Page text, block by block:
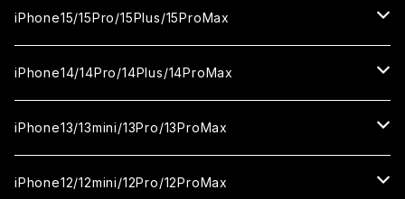
セラミックフィルム
ガラスフィルム
セラミックフィルム
カメラ用フィルム
セラミックフィルム
カメラ用フィルム
iPhone16
ガラスフィルム
セラミックフィルム
iPhone16Pro
ガラスフィルム
セラミックフィルム
iPhone16Plus
ガラスフィルム
iPhone16ProMax
iPhone15/15Pro/15Plus/15ProMax
iPhone15
ガラスフィルム
セラミックフィルム
iPhone15Pro
ガラスフィルム
iPhone15Plus
iPhone14/14Pro/14Plus/14ProMax
iPhone14
ガラスフィルム
iPhone14Pro
iPhone13/13mini/13Pro/13ProMax
iPhone13/13Pro
iPhone12/12mini/12Pro/12ProMax